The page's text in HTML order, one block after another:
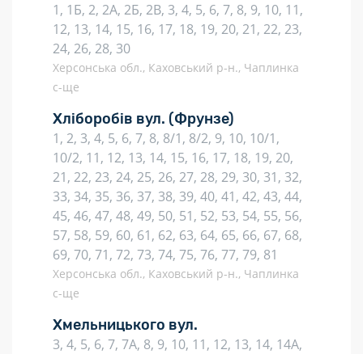
1, 1Б, 2, 2А, 2Б, 2В, 3, 4, 5, 6, 7, 8, 9, 10, 11,
12, 13, 14, 15, 16, 17, 18, 19, 20, 21, 22, 23,
24, 26, 28, 30
Херсонська обл., Каховський р-н., Чаплинка
с-ще
Хліборобів вул. (Фрунзе)
1, 2, 3, 4, 5, 6, 7, 8, 8/1, 8/2, 9, 10, 10/1,
10/2, 11, 12, 13, 14, 15, 16, 17, 18, 19, 20,
21, 22, 23, 24, 25, 26, 27, 28, 29, 30, 31, 32,
33, 34, 35, 36, 37, 38, 39, 40, 41, 42, 43, 44,
45, 46, 47, 48, 49, 50, 51, 52, 53, 54, 55, 56,
57, 58, 59, 60, 61, 62, 63, 64, 65, 66, 67, 68,
69, 70, 71, 72, 73, 74, 75, 76, 77, 79, 81
Херсонська обл., Каховський р-н., Чаплинка
с-ще
Хмельницького вул.
3, 4, 5, 6, 7, 7А, 8, 9, 10, 11, 12, 13, 14, 14А,